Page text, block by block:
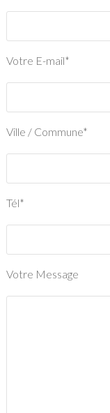
Votre E-mail*
Ville / Commune*
Tél*
Votre Message